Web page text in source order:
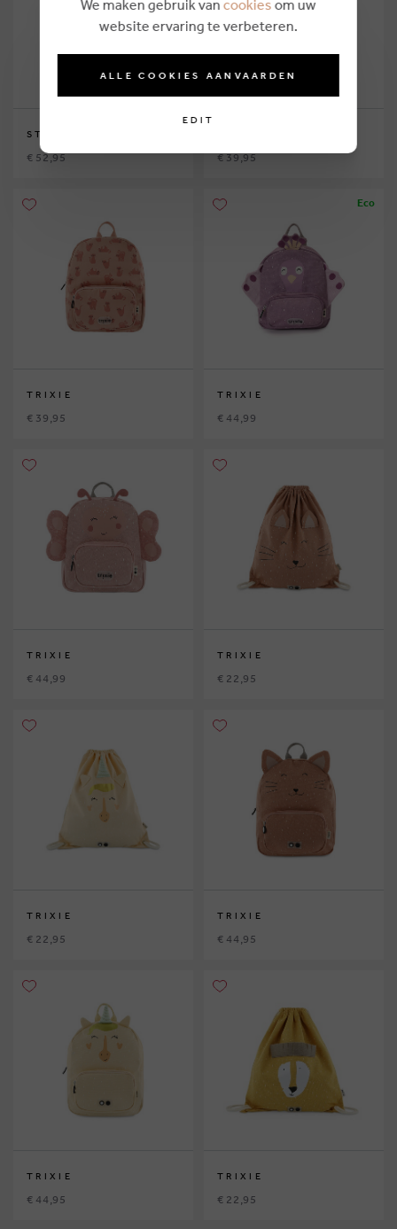
STONES AND BONES
€ 52,95 € 39,95
TRIXIE
€ 39,95
Eco
TRIXIE
€ 44,99
TRIXIE
€ 44,99
TRIXIE
€ 22,95
TRIXIE
€ 22,95
TRIXIE
€ 44,95
TRIXIE
€ 44,95
TRIXIE
€ 22,95
We maken gebruik van cookies om uw
website ervaring te verbeteren.
ALLE COOKIES AANVAARDEN
EDIT